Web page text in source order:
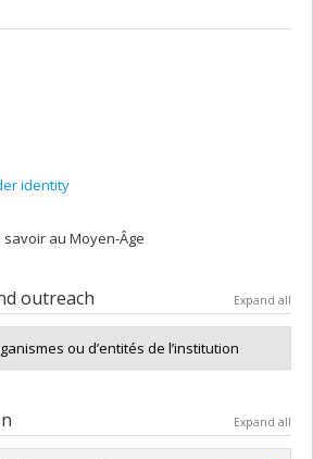
identity
au Moyen-Âge
outreach Expand all
ou d’entités de l’institution
Expand all